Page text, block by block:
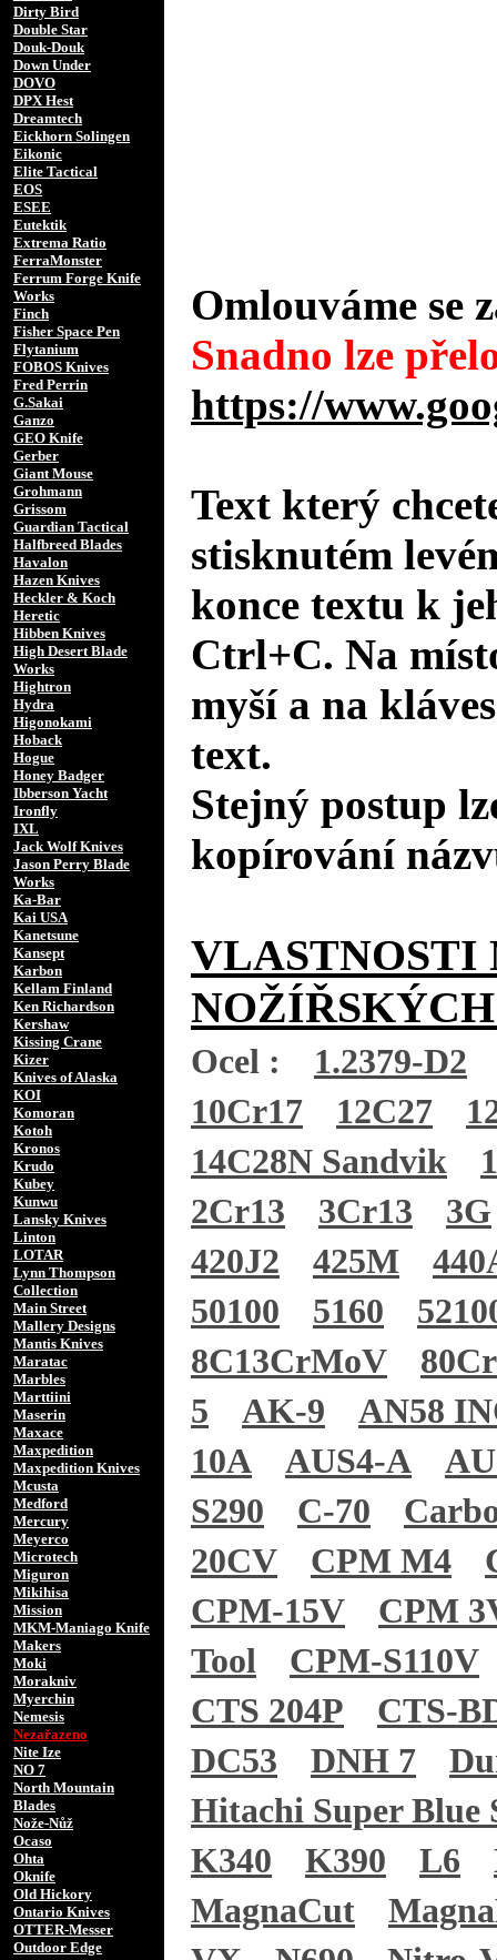
Dirty Bird
Double Star
Douk-Douk
Down Under
DOVO
DPX Hest
Dreamtech
Eickhorn Solingen
Eikonic
Elite Tactical
EOS
ESEE
Eutektik
Extrema Ratio
FerraMonster
Ferrum Forge Knife
Works
Finch
Fisher Space Pen
Flytanium
FOBOS Knives
Fred Perrin
G.Sakai
Ganzo
GEO Knife
Gerber
Giant Mouse
Grohmann
Grissom
Guardian Tactical
Halfbreed Blades
Havalon
Hazen Knives
Heckler & Koch
Heretic
Hibben Knives
High Desert Blade
Works
Hightron
Hydra
Higonokami
Hoback
Hogue
Honey Badger
Ibberson Yacht
Ironfly
IXL
Jack Wolf Knives
Jason Perry Blade
Works
Ka-Bar
Kai USA
Kanetsune
Kansept
Karbon
Kellam Finland
Ken Richardson
Kershaw
Kissing Crane
Kizer
Knives of Alaska
KOI
Komoran
Kotoh
Kronos
Krudo
Kubey
Kunwu
Lansky Knives
Linton
LOTAR
Lynn Thompson
Collection
Main Street
Mallery Designs
Mantis Knives
Maratac
Marbles
Marttiini
Maserin
Maxace
Maxpedition
Maxpedition Knives
Mcusta
Medford
Mercury
Meyerco
Microtech
Miguron
Mikihisa
Mission
MKM-Maniago Knife
Makers
Moki
Morakniv
Myerchin
Nemesis
Nezařazeno
Nite Ize
NO 7
North Mountain
Blades
Nože-Nůž
Ocaso
Ohta
Oknife
Old Hickory
Ontario Knives
OTTER-Messer
Outdoor Edge
Omlouváme se
Snadno lze
https://
Text který
stisknutém
konce textu k
Ctrl+C. Na
myší a na
text.
Stejný postup
kopírování
VLASTNOSTI
Ocel :
1.2379-D2
10Cr17
12C27
14C28N Sandvik
2Cr13
3Cr13
3G
420J2
425M
50100
5160
8C13CrMoV
5
AK-9
AN58
10A
AUS4-A
S290
C-70
20CV
CPM M4
CPM-15V
CPM
Tool
CPM-S110V
CTS 204P
CTS-
DC53
DNH 7
Hitachi Super Blue
K340
K390 L6
MagnaCut